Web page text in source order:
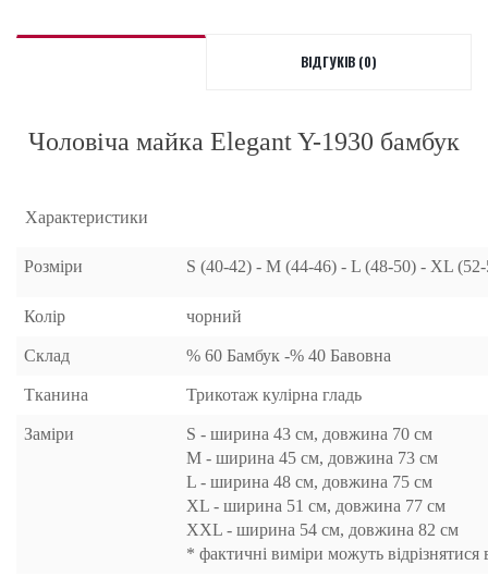
ВІДГУКІВ (0)
Чоловіча майка Elegant Y-1930 бамбук
Характеристики
Розміри S (40-42) - M (44-46) - L (48-50) - XL
Колір чорний
Склад % 60 Бамбук -% 40 Бавовна
Тканина Трикотаж кулірна гладь
Заміри
S - ширина 43 см, довжина 70 см
M - ширина 45 см, довжина 73 см
L - ширина 48 см, довжина 75 см
XL - ширина 51 см, довжина 77 см
XXL - ширина 54 см, довжина 82 см
* фактичні виміри можуть